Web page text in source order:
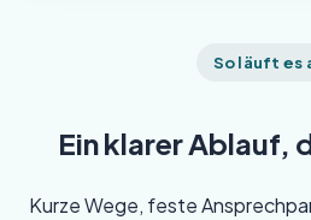
So läuft es
Ein klarer Ablauf,
Kurze Wege, feste